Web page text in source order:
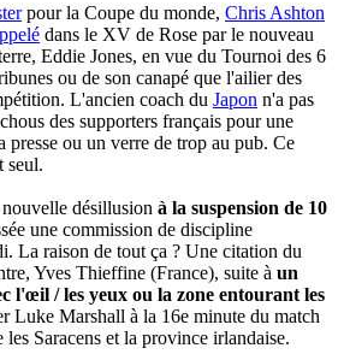
pour la Coupe du monde, Chris Ashton
dans le XV de Rose par le nouveau
Eddie Jones, en vue du Tournoi des 6
ou de son canapé que l'ailier des
L'ancien coach du Japon n'a pas
des supporters français pour une
presse ou un verre de trop au pub. Ce
seul.
désillusion à la suspension de 10
une commission de discipline
La raison de tout ça ? Une citation du
Yves Thieffine (France), suite à un
l'œil / les yeux ou la zone entourant les
Luke Marshall à la 16e minute du match
les Saracens et la province irlandaise.